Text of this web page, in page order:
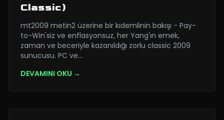
Classic)
mt2009 metin2 üzerine bir kıdemlinin bakışı - Pay-
to-Win'siz ve enflasyonsuz, her Yang'ın emek,
zaman ve beceriyle kazanıldığı zorlu classic 2009
sunucusu. PC ve…
DEVAMINI OKU →